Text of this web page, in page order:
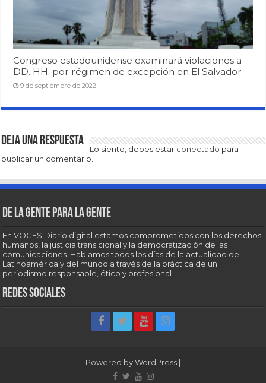
Congreso estadounidense examinará violaciones a
DD. HH. por régimen de excepción en El Salvador
9 de septiembre de 2022
Deja una respuesta
Lo siento, debes estar conectado para
publicar un comentario.
De la gente para la gente
En VOCES Diario digital estamos comprometidos con los derechos
humanos, la justicia transicional y la democratización de las
comunicaciones. Hablamos todos los días de la actualidad de
Latinoamérica y del mundo a través de la práctica de un
periodismo responsable, ético y profesional.
Redes sociales
Powered byWordPress |